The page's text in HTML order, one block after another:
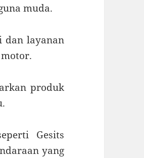
muda.
dan layanan
produk
Gesits
yang